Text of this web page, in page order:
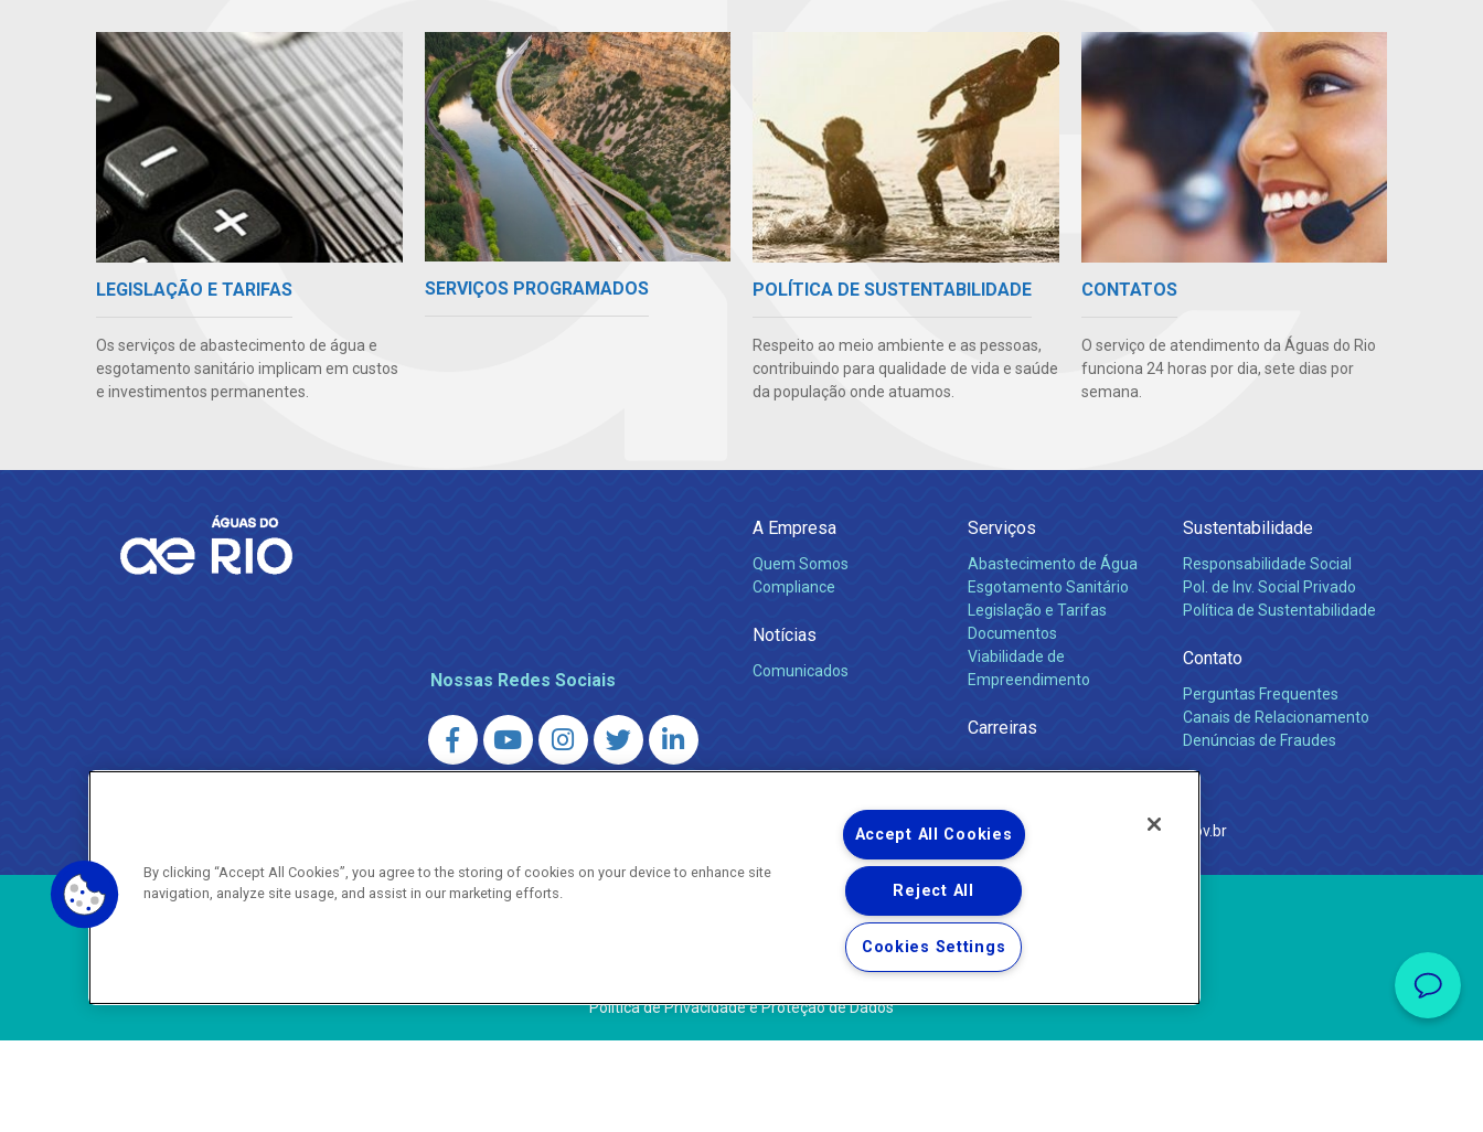
LEGISLAÇÃO E TARIFAS
Os serviços de abastecimento de água e
esgotamento sanitário implicam em custos
e investimentos permanentes.
SERVIÇOS PROGRAMADOS POLÍTICA DE SUSTENTABILIDADE
Respeito ao meio ambiente e as pessoas,
contribuindo para qualidade de vida e saúde
da população onde atuamos.
CONTATOS
O serviço de atendimento da Águas do Rio
funciona 24 horas por dia, sete dias por
semana.
Nossas Redes Sociais
A Empresa
Quem Somos
Compliance
Notícias
Comunicados
Serviços
Abastecimento de Água
Esgotamento Sanitário
Legislação e Tarifas
Documentos
Viabilidade de
Empreendimento
Carreiras
Sustentabilidade
Responsabilidade Social
Pol. de Inv. Social Privado
Política de Sustentabilidade
Contato
Perguntas Frequentes
Canais de Relacionamento
Denúncias de Fraudes
AGENERSA – Agência Reguladora de Energia e Saneamento do Estado do Rio de Janeiro
ouvidoria.agenersa@gmail.com http://www.agenersa.rj.gov.br
Copyright ® 2026 - Todos os Direitos Reservados.
Política de Privacidade e Proteção de Dados
By clicking “Accept All Cookies”, you agree to the storing of cookies on your device to enhance site
navigation, analyze site usage, and assist in our marketing efforts.
Accept All Cookies
Reject All
Cookies Settings